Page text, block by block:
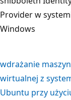
Provider w
Windows
wdrażanie
wirtualnej z
Ubuntu przy